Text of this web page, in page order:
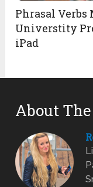
Phrasal Verbs
Universtity
iPad
About